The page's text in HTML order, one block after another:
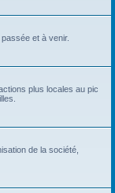
et à venir.
plus locales au pic
de la société,